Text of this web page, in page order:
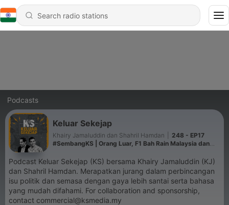
Podcasts
Keluar Sekejap
Khairy Jamaluddin dan Shahril Hamdan
248 - EP17
#SembangKS | Orang Luar, F1 Bah Rain Malaysia dan
Podcast Keluar Sekejap (KS) bersama Khairy Jamaluddin (KJ)
dan Shahril Hamdan. Merapatkan jurang dalam perbincangan
isu politik dan semasa dengan gaya lebih santai serta bahasa
yang mudah difahami. For collaboration and sponsorship,
contact commercial@ksmedia.my